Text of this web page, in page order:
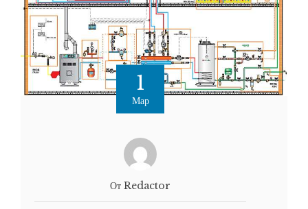
1
Мар
От Redactor